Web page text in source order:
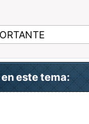
este tema: